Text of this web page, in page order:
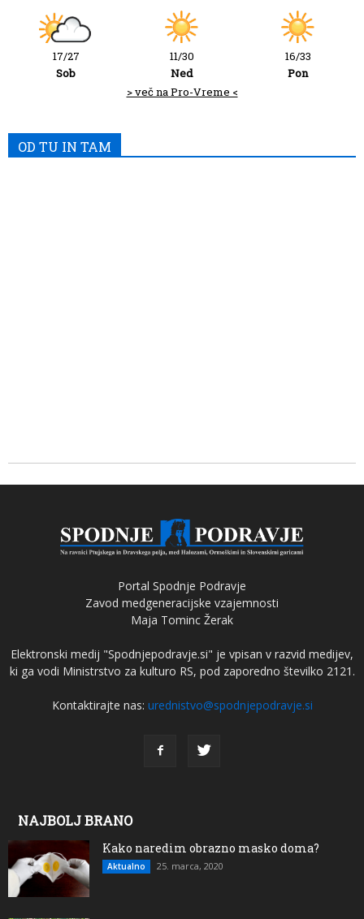
17/27
Sob
11/30
Ned
16/33
Pon
> več na Pro-Vreme <
OD TU IN TAM
Portal Spodnje Podravje
Zavod medgeneracijske vzajemnosti
Maja Tominc Žerak
Elektronski medij "Spodnjepodravje.si" je vpisan v razvid medijev,
ki ga vodi Ministrstvo za kulturo RS, pod zaporedno številko 2121.
Kontaktirajte nas: urednistvo@spodnjepodravje.si
NAJBOLJ BRANO
Kako naredim obrazno masko doma?
Aktualno 25. marca, 2020